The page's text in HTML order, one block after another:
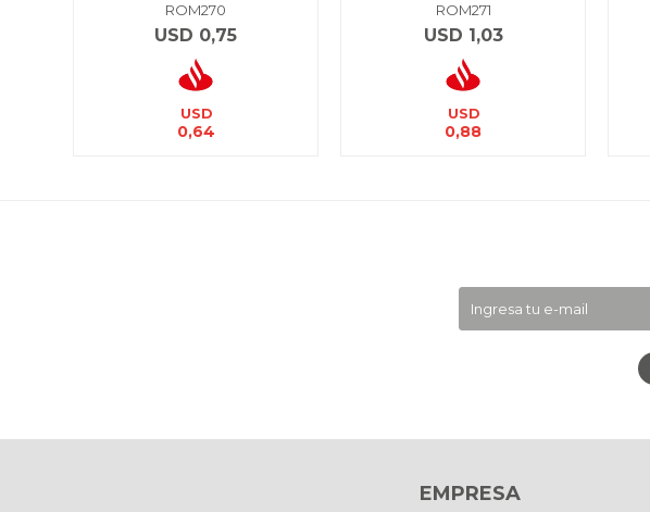
ROM270
USD 0,75
USD
0,64
ROM271
USD 1,03
USD
0,88
EMPRESA